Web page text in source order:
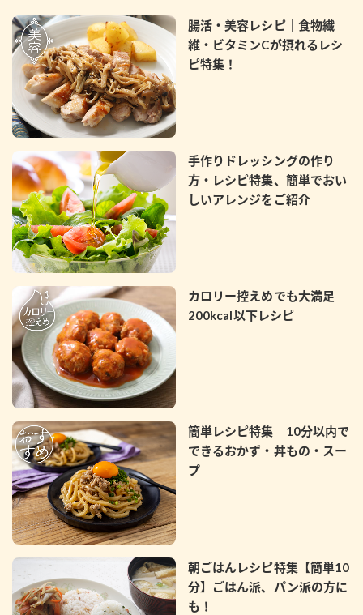
腸活・美容レシピ｜食物繊
維・ビタミンCが摂れるレシ
ピ特集！
手作りドレッシングの作り
方・レシピ特集、簡単でおい
しいアレンジをご紹介
カロリー控えめでも大満足
200kcal以下レシピ
簡単レシピ特集｜10分以内で
できるおかず・丼もの・スー
プ
朝ごはんレシピ特集【簡単10
分】ごはん派、パン派の方に
も！